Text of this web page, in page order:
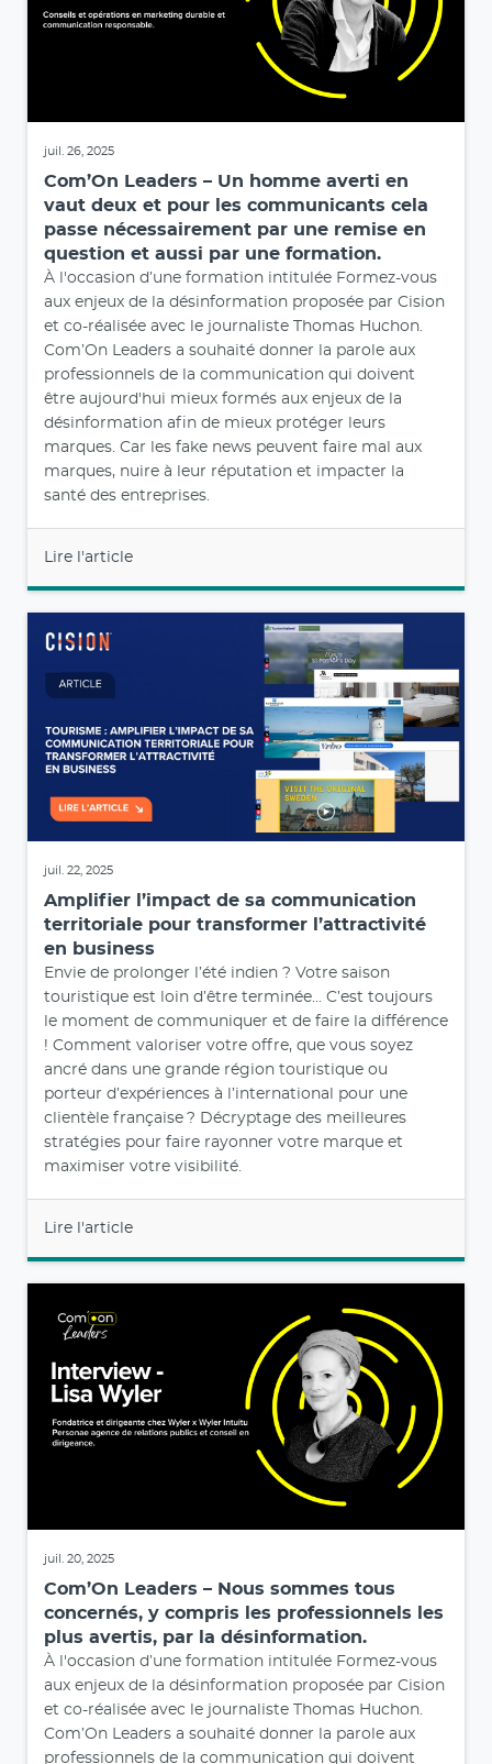
aux enjeux de la désinformation proposée par Cision
et co-réalisée avec le journaliste Thomas Huchon.
Com’On Leaders a souhaité donner la parole aux
professionnels de la communication qui doivent
marques. Car les fake news peuvent faire mal aux
marques, nuire à leur réputation et impacter la
santé des entreprises.
Lire l'article
juil. 26, 2025
Com’On Leaders – Un homme averti en
vaut deux et pour les communicants cela
passe nécessairement par une remise en
question et aussi par une formation.
À l'occasion d’une formation intitulée Formez-vous
aux enjeux de la désinformation proposée par Cision
et co-réalisée avec le journaliste Thomas Huchon.
Com’On Leaders a souhaité donner la parole aux
professionnels de la communication qui doivent
être aujourd'hui mieux formés aux enjeux de la
désinformation afin de mieux protéger leurs
marques. Car les fake news peuvent faire mal aux
marques, nuire à leur réputation et impacter la
santé des entreprises.
Lire l'article
juil. 22, 2025
Amplifier l’impact de sa communication
territoriale pour transformer l’attractivité
en business
Envie de prolonger l’été indien ? Votre saison
touristique est loin d’être terminée... C’est toujours
le moment de communiquer et de faire la différence
! Comment valoriser votre offre, que vous soyez
clientèle française ? Décryptage des meilleures
stratégies pour faire rayonner votre marque et
maximiser votre visibilité.